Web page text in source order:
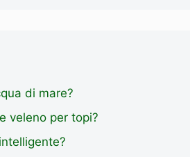
di mare?
veleno per topi?